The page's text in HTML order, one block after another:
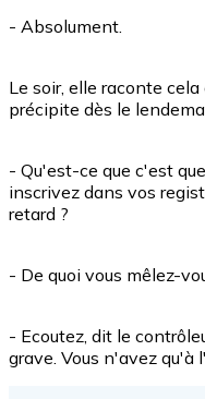
- Absolument.
Le soir, elle raconte cela
précipite dès le
- Qu'est-ce que c'est
inscrivez dans vos
retard ?
- De quoi vous mêlez-
- Ecoutez, dit le
grave. Vous n'avez qu'à